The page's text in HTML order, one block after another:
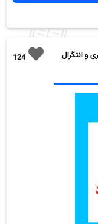
124
و انتگرال